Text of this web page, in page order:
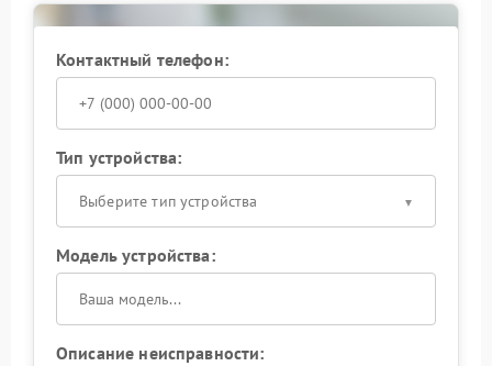
Контактный телефон:
Тип устройства:
Выберите тип устройства
Модель устройства:
Описание неисправности: